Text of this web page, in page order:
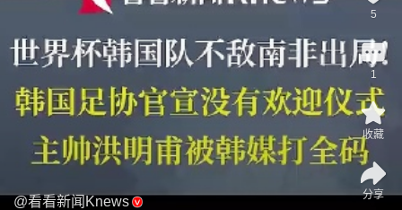
@看看新闻Knews
5
1
收藏
分享